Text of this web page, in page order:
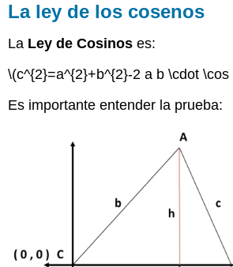
La ley de los cosenos
La Ley de Cosinos es:
\(c^{2}=a^{2}+b^{2}-2 a b \cdot \cos
Es importante entender la prueba: